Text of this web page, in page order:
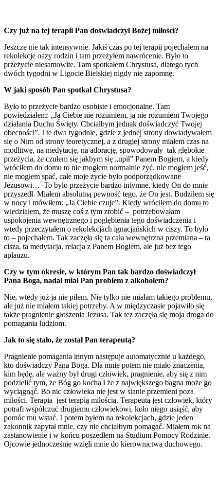
Czy już na tej terapii Pan doświadczył Bożej miłości?
Jeszcze nie tak intensywnie. Jakiś czas po tej terapii pojechałem na
rekolekcje oazy rodzin i tam przeżyłem nawrócenie. Było to
przeżycie niesamowite. Tam spotkałem Chrystusa, dlatego tych
dwóch tygodni w Ligocie Bielskiej nigdy nie zapomnę.
W jaki sposób Pan spotkał Chrystusa?
Było to przeżycie bardzo osobiste i emocjonalne. Tam
powiedziałem: „Ja Ciebie nie rozumiem, ja nie rozumiem Twojego
działania Duchu Święty. Chciałbym jednak doświadczyć Twojej
obecności”. I te dwa tygodnie, gdzie z jednej strony dowiadywałem
się o Nim od strony teoretycznej, a z drugiej strony miałem czas na
modlitwę, na medytację, na adorację, spowodowały tak głębokie
przeżycia, że czułem się jakbym się „upił” Panem Bogiem, a kiedy
wróciłem do domu to nie mogłem normalnie żyć, nie mogłem jeść,
nie mogłem spać, całe moje życie było podporządkowane
Jezusowi… To było przeżycie bardzo intymne, kiedy On do mnie
przyszedł. Miałem absolutną pewność tego, że On jest. Budziłem się
w nocy i mówiłem: „Ja Ciebie czuje”. Kiedy wróciłem do domu to
wiedziałem, że muszę coś z tym zrobić – potrzebowałam
uspokojenia wewnętrznego i pogłębienia tego doświadczenia i
wtedy przeczytałem o rekolekcjach ignacjańskich w ciszy. To było
to – pojechałem. Tak zaczęła się ta cała wewnętrzna przemiana – ta
cisza, ta medytacja, relacja z Panem Bogiem, ale już bez tego
aplauzu.
Czy w tym okresie, w którym Pan tak bardzo doświadczył
Pana Boga, nadal miał Pan problem z alkoholem?
Nie, wtedy już ja nie piłem. Nie tylko nie miałam takiego problemu,
ale już nie miałem takiej potrzeby. A w międzyczasie pojawiło się
także pragnienie głoszenia Jezusa. Tak tez zaczęła się moja droga do
pomagania ludziom.
Jak to się stało, że został Pan terapeutą?
Pragnienie pomagania innym następuje automatycznie u każdego,
kto doświadczy Pana Boga. Dla mnie potem nie miało znaczenia,
kim będę, ale ważny był drugi człowiek, pragnienie, aby się z nim
podzielić tym, że Bóg go kocha i że z największego bagna może go
wyciągnąć. Bo nic człowieka nie jest w stanie przemieni poza
miłości. Terapia jest terapią miłością. Terapeutą jest człowiek, który
potrafi współczuć drugiemu człowiekowi, koło niego usiąść, aby
pomóc mu wstać. I potem byłem na rekolekcjach, gdzie jeden
zakonnik zapytał mnie, czy nie chciałbym pomagać. Miałem rok na
zastanowienie i w końcu poszedłem na Studium Pomocy Rodzinie.
Ojcowie jednocześnie wzięli mnie do kierownictwa duchowego.